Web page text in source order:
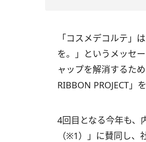
「コスメデコルテ」
を。」というメッセ
ャップを解消するた
RIBBON PROJECT」
4回目となる今年も、
（※1）」に賛同し